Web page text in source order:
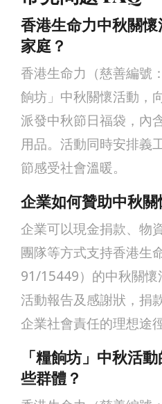
香港生命力中秋關
家庭？
香港生命力（慈善編號
餉坊」中秋關懷活動，
派發中秋節日福袋，內
用品。活動同時安排義
節感受社會溫暖。
企業如何贊助中秋關
企業可以現金捐款、物
團隊等方式支持香港生
91/15449）的中秋關
活動報告及感謝狀，捐
企業社會責任的理想途徑
「糧餉坊」中秋活
些群體？